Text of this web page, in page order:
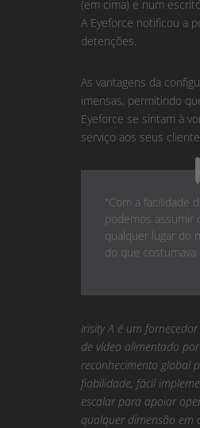
(em cima) e num
A Eyeforce notificou a
detenções.
As vantagens da
imensas, permitindo
Eyeforce se sintam à
serviço aos seus
"Com a facilidade
podemos assumir
qualquer lugar do
do que costumava
Irisity A é um
de vídeo alimentado
reconhecimento global
fiabilidade, fácil
escalar para apoiar
qualquer dimensão em